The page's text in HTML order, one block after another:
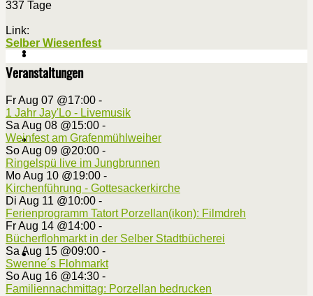
337 Tage
Link:
Selber Wiesenfest
Veranstaltungen
Fr Aug 07 @17:00 -
1 Jahr Jay'Lo - Livemusik
Sa Aug 08 @15:00 -
Weinfest am Grafenmühlweiher
So Aug 09 @20:00 -
Ringelspü live im Jungbrunnen
Mo Aug 10 @19:00 -
Kirchenführung - Gottesackerkirche
Di Aug 11 @10:00 -
Ferienprogramm Tatort Porzellan(ikon): Filmdreh
Fr Aug 14 @14:00 -
Bücherflohmarkt in der Selber Stadtbücherei
Sa Aug 15 @09:00 -
Swenne´s Flohmarkt
So Aug 16 @14:30 -
Familiennachmittag: Porzellan bedrucken